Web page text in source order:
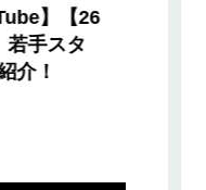
】【26
若手スタ
介！